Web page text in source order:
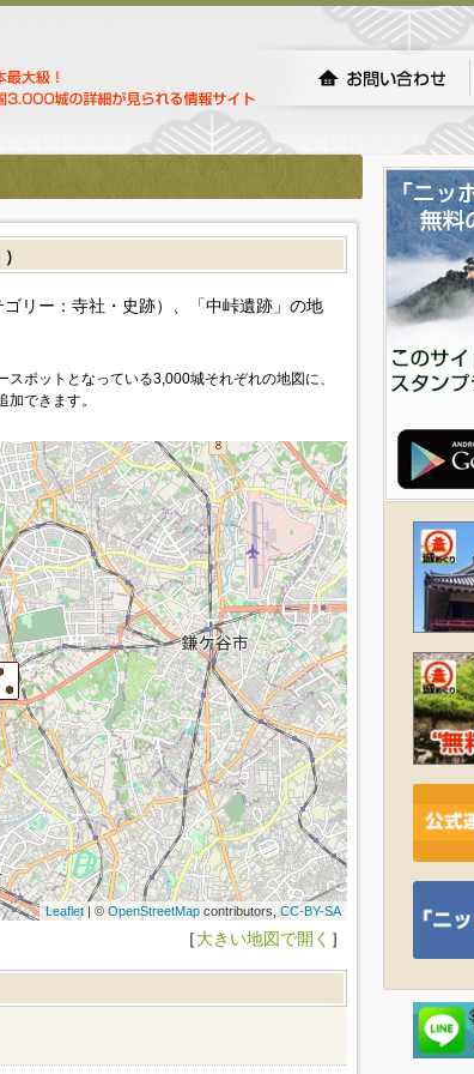
リー：寺社・史跡）、「中峠遺跡」の地
スポットとなっている3,000城それぞれの地図に、
できます。
Leaflet| ©OpenStreetMapcontributors,CC-BY-SA
［大きい地図で開く ］